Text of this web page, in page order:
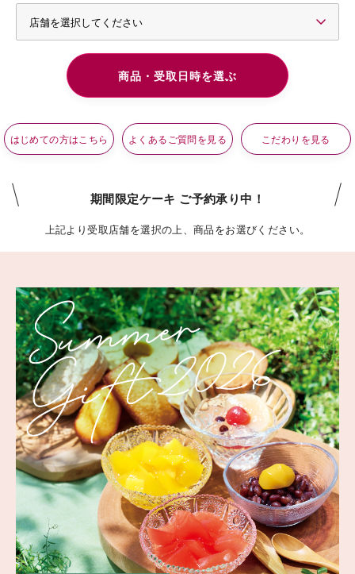
はじめての方はこちら よくあるご質問を見る こだわりを見る
期間限定ケーキ ご予約承り中！
上記より受取店舗を選択の上、商品をお選びください。